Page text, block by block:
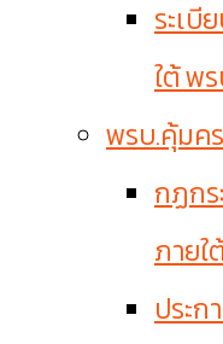
ระเบี
ใต้ พ
พรบ.คุ้มค
กฏก
ภาย
ประก